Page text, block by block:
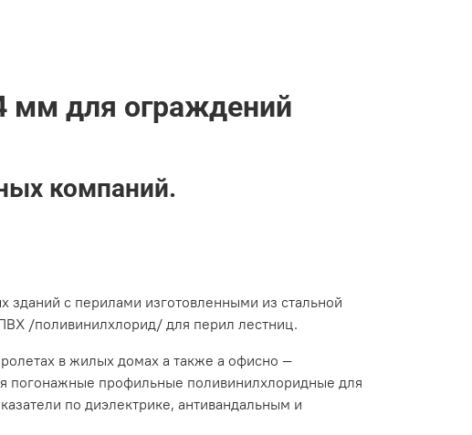
мм для ограждений
компаний.
с перилами изготовленными из стальной
/поливинилхлорид/ для перил лестниц.
в жилых домах а также а офисно ―
погонажные профильные поливинилхлоридные для
по диэлектрике, антивандальным и